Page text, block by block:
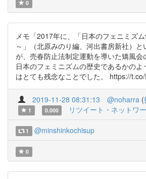
0
メモ「2017年に、「日本のフェニミズ
～」（北原みのり編、河出書房新社）と
が、売春防止法制定運動を導いた矯風会
日本のフェミニズムの歴史であるかの
はとても残念なことでした。 https://
2019-11-28 08:31:13 @noharra (
1
0.000 リツイート・ネットワ
1 @minshinkochisup
0